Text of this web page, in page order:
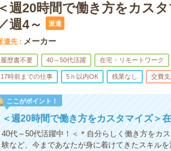
＜週20時間で働き方をカス
週4～
派遣
遣先 メーカー
履歴書不要 40～50代活躍 在宅・リモートワーク
17時前までの仕事 5ｈ以内OK 残業なし 交費
ここがポイント！
＜週20時間で働き方をカスタマイズ＞
40代～50代活躍中！＜＊自分らしく働き方をカ
験など、今まであなたが身に着けてきたスキル